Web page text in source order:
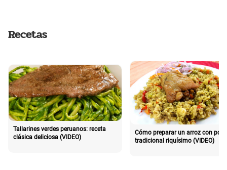
Recetas
Tallarines verdes peruanos: receta
clásica deliciosa (VIDEO)
Cómo preparar un arroz con pollo
tradicional riquísimo (VIDEO)